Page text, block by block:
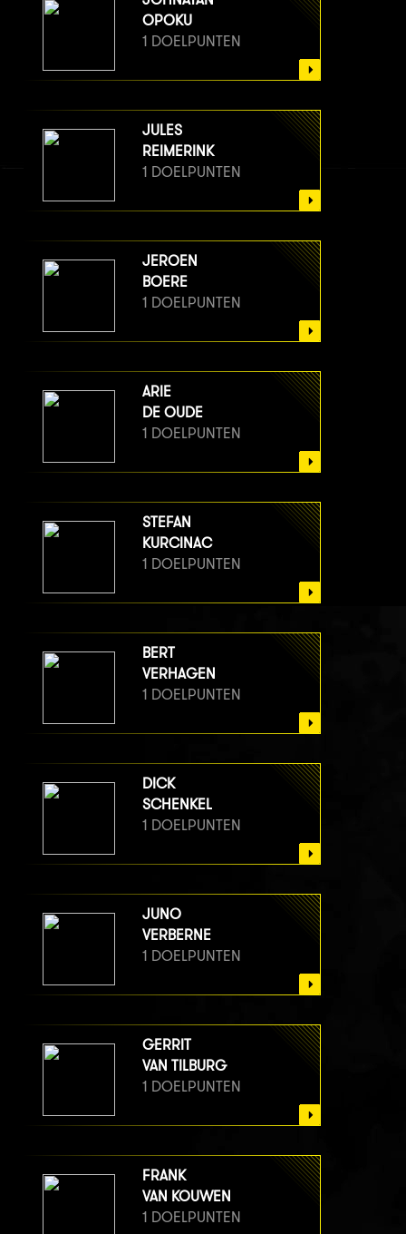
OPOKU
1 DOELPUNTEN
JULES
REIMERINK
1 DOELPUNTEN
JEROEN
BOERE
1 DOELPUNTEN
ARIE
DE OUDE
1 DOELPUNTEN
STEFAN
KURCINAC
1 DOELPUNTEN
BERT
VERHAGEN
1 DOELPUNTEN
DICK
SCHENKEL
1 DOELPUNTEN
JUNO
VERBERNE
1 DOELPUNTEN
GERRIT
VAN TILBURG
1 DOELPUNTEN
FRANK
VAN KOUWEN
1 DOELPUNTEN